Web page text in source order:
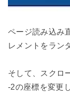
ページ読み込み
レメントをラン
そして、スクロ
-2の座標を変更